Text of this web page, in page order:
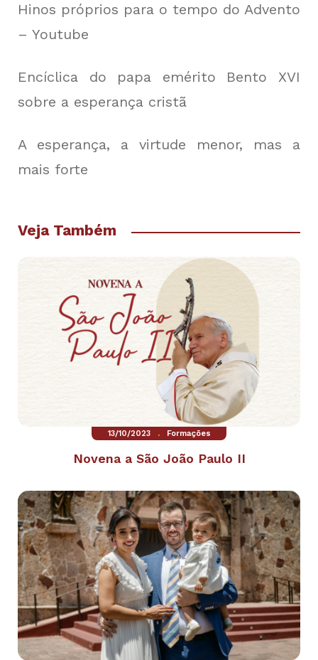
Hinos próprios para o tempo do Advento
– Youtube
Encíclica do papa emérito Bento XVI
sobre a esperança cristã
A esperança, a virtude menor, mas a
mais forte
Veja Também
13/10/2023 . Formações
Novena a São João Paulo II